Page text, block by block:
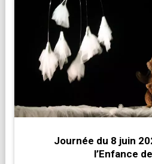
Journée du 8 juin
l’Enfance